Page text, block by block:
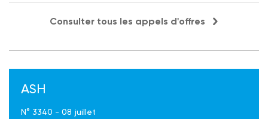
Consulter tous les appels d'offres
ASH
N° 3340 - 08 juillet